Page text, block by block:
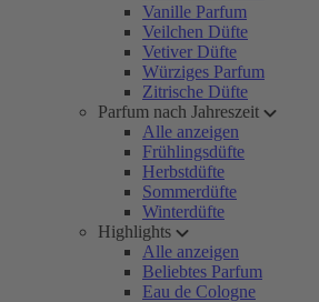
Vanille Parfum
Veilchen Düfte
Vetiver Düfte
Würziges Parfum
Zitrische Düfte
Parfum nach Jahreszeit
Alle anzeigen
Frühlingsdüfte
Herbstdüfte
Sommerdüfte
Winterdüfte
Highlights
Alle anzeigen
Beliebtes Parfum
Eau de Cologne